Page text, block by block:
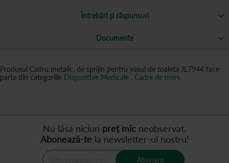
Întrebări și răspunsuri
Documente
Produsul Cadru metalic, de sprijin pentru vasul de toaleta JL7944 face
parte din categoriile Dispozitive Medicale , Cadre de mers
Nu lăsa niciun preț mic neobservat.
Abonează-tela newsletter-ul nostru!
Abonare